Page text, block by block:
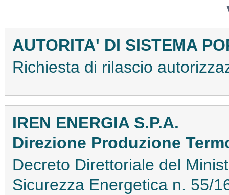
AUTORITA' DI SISTEMA
Richiesta di rilascio
IREN ENERGIA S.P.A.
Direzione Produzione
Decreto Direttoriale del
Sicurezza Energetica n. 55/